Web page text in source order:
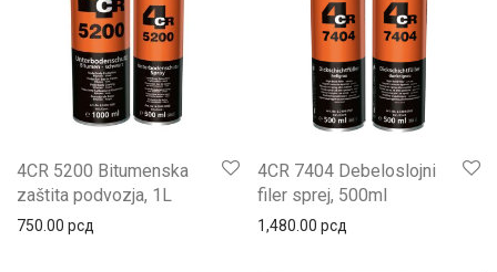
4CR 5200 Bitumenska
zaštita podvozja, 1L
750.00 рсд
4CR 7404 Debeloslojni
filer sprej, 500ml
1,480.00 рсд